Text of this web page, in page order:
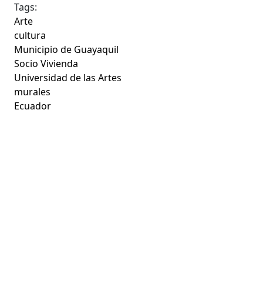
Tags:
Arte
cultura
Municipio de Guayaquil
Socio Vivienda
Universidad de las Artes
murales
Ecuador